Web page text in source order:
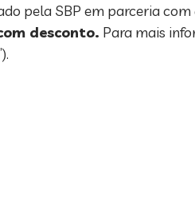
pela SBP em parceria
desconto. Para mais